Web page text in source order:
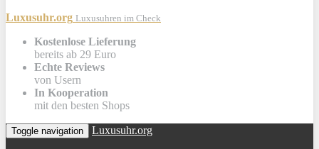
Luxusuhr.org Luxusuhren im Check
Kostenlose Lieferung
bereits ab 29 Euro
Echte Reviews
von Usern
In Kooperation
mit den besten Shops
Toggle navigation Luxusuhr.org